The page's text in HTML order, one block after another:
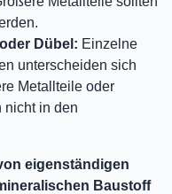
Dübel: Einzelne
unterscheiden sich
Metallteile oder
nicht in den
eigenständigen
Baustoff